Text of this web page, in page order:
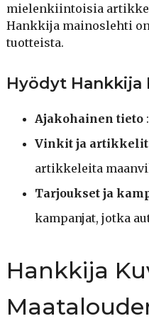
mielenkiintoisia
Hankkija mainoslehti
tuotteista.
Hyödyt Hankkija
Ajakohainen tieto
Vinkit ja artikkelit
artikkeleita
Tarjoukset ja
kampanjat, jotka
Hankkija